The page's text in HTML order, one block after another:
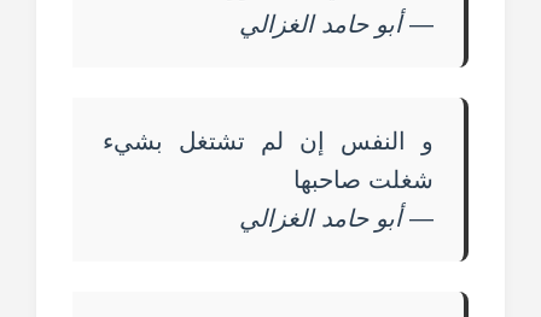
—أبو حامد الغزالي
و النفس إن لم تشتغل بشيء
شغلت صاحبها
—أبو حامد الغزالي